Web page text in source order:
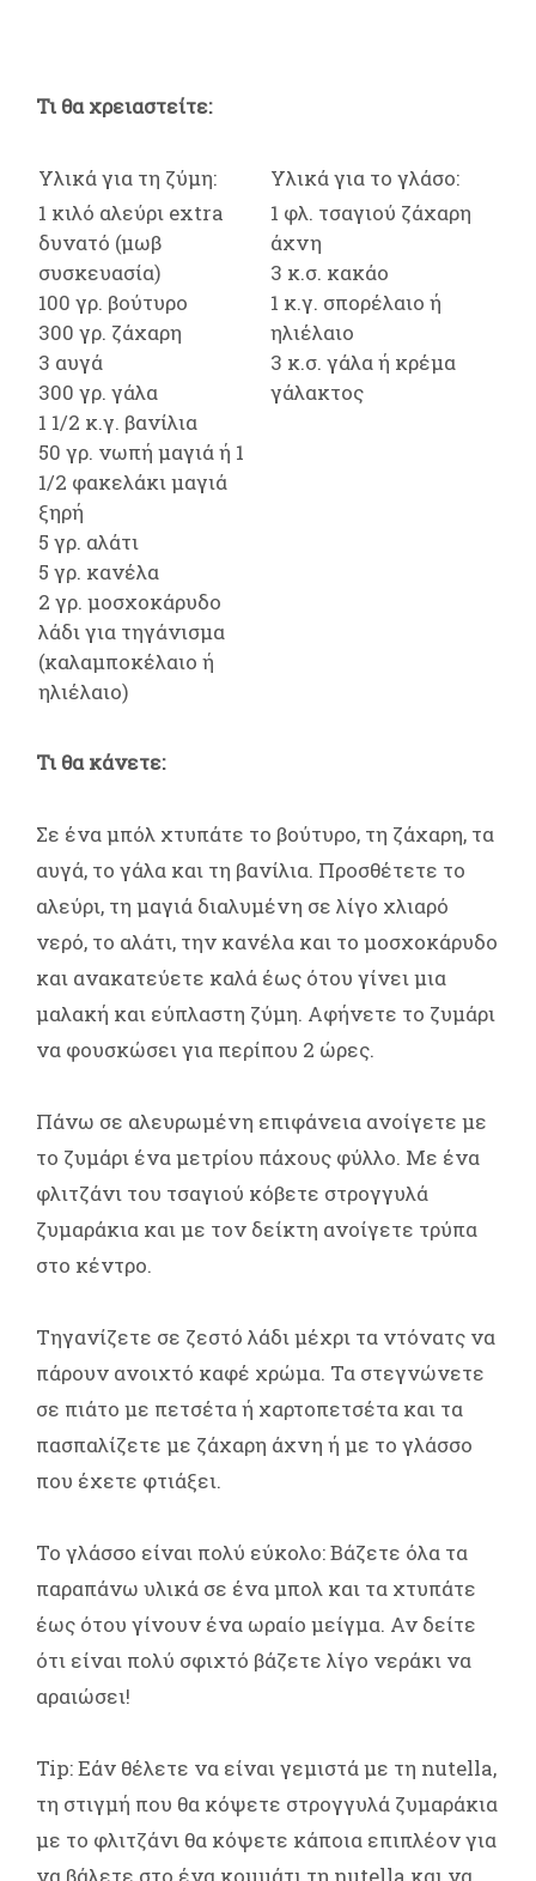
Τι θα χρειαστείτε:
Υλικά για τη ζύμη:
Υλικά για το γλάσο:
1 κιλό αλεύρι extra
δυνατό (μωβ
συσκευασία)
100 γρ. βούτυρο
300 γρ. ζάχαρη
3 αυγά
300 γρ. γάλα
1 1/2 κ.γ. βανίλια
50 γρ. νωπή μαγιά ή 1
1/2 φακελάκι μαγιά
ξηρή
5 γρ. αλάτι
5 γρ. κανέλα
2 γρ. μοσχοκάρυδο
λάδι για τηγάνισμα
(καλαμποκέλαιο ή
ηλιέλαιο)
1 φλ. τσαγιού ζάχαρη
άχνη
3 κ.σ. κακάο
1 κ.γ. σπορέλαιο ή
ηλιέλαιο
3 κ.σ. γάλα ή κρέμα
γάλακτος
Τι θα κάνετε:
Σε ένα μπόλ χτυπάτε το βούτυρο, τη ζάχαρη, τα
αυγά, το γάλα και τη βανίλια. Προσθέτετε το
αλεύρι, τη μαγιά διαλυμένη σε λίγο χλιαρό
νερό, το αλάτι, την κανέλα και το μοσχοκάρυδο
και ανακατεύετε καλά έως ότου γίνει μια
μαλακή και εύπλαστη ζύμη. Αφήνετε το ζυμάρι
να φουσκώσει για περίπου 2 ώρες.
Πάνω σε αλευρωμένη επιφάνεια ανοίγετε με
το ζυμάρι ένα μετρίου πάχους φύλλο. Με ένα
φλιτζάνι του τσαγιού κόβετε στρογγυλά
ζυμαράκια και με τον δείκτη ανοίγετε τρύπα
στο κέντρο.
Τηγανίζετε σε ζεστό λάδι μέχρι τα ντόνατς να
πάρουν ανοιχτό καφέ χρώμα. Τα στεγνώνετε
σε πιάτο με πετσέτα ή χαρτοπετσέτα και τα
πασπαλίζετε με ζάχαρη άχνη ή με το γλάσσο
που έχετε φτιάξει.
Το γλάσσο είναι πολύ εύκολο: Βάζετε όλα τα
παραπάνω υλικά σε ένα μπολ και τα χτυπάτε
έως ότου γίνουν ένα ωραίο μείγμα. Αν δείτε
ότι είναι πολύ σφιχτό βάζετε λίγο νεράκι να
αραιώσει!
Tip: Εάν θέλετε να είναι γεμιστά με τη nutella,
τη στιγμή που θα κόψετε στρογγυλά ζυμαράκια
με το φλιτζάνι θα κόψετε κάποια επιπλέον για
να βάλετε στο ένα κομμάτι τη nutella και να